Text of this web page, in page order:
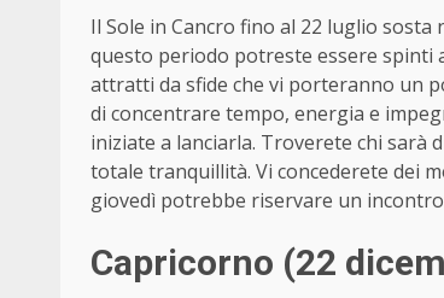
Il Sole in Cancro fino al 22 luglio
questo periodo potreste essere spinti
attratti da sfide che vi porteranno un
di concentrare tempo, energia e
iniziate a lanciarla. Troverete chi sarà
totale tranquillità. Vi concederete dei
giovedì potrebbe riservare un
Capricorno (22